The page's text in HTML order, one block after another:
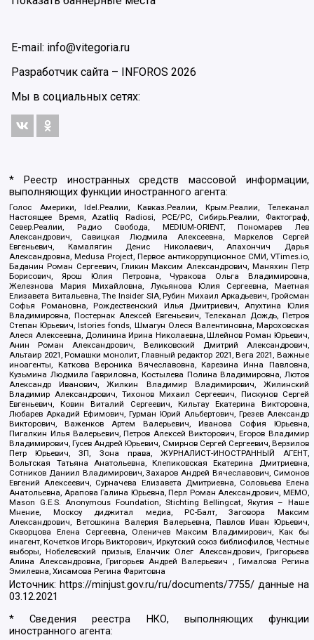
E-mail: info@vitegoria.ru
Разработчик сайта – INFOROS 2026
Мы в социальных сетях:
* Реестр иностранных средств массовой информации,
выполняющих функции иностранного агента:
Голос Америки, Idel.Реалии, Кавказ.Реалии, Крым.Реалии, Телеканал
Настоящее Время, Azatliq Radiosi, PCE/PC, Сибирь.Реалии, Фактограф,
Север.Реалии, Радио Свобода, MEDIUM-ORIENT, Пономарев Лев
Александрович, Савицкая Людмила Алексеевна, Маркелов Сергей
Евгеньевич, Камалягин Денис Николаевич, Апахончич Дарья
Александровна, Medusa Project, Первое антикоррупционное СМИ, VTimes.io,
Баданин Роман Сергеевич, Гликин Максим Александрович, Маняхин Петр
Борисович, Ярош Юлия Петровна, Чуракова Ольга Владимировна,
Железнова Мария Михайловна, Лукьянова Юлия Сергеевна, Маетная
Елизавета Витальевна, The Insider SIA, Рубин Михаил Аркадьевич, Гройсман
Софья Романовна, Рождественский Илья Дмитриевич, Апухтина Юлия
Владимировна, Постернак Алексей Евгеньевич, Телеканал Дождь, Петров
Степан Юрьевич, Istories fonds, Шмагун Олеся Валентиновна, Мароховская
Алеся Алексеевна, Долинина Ирина Николаевна, Шлейнов Роман Юрьевич,
Анин Роман Александрович, Великовский Дмитрий Александрович,
Альтаир 2021, Ромашки монолит, Главный редактор 2021, Вега 2021, Важные
иноагенты, Каткова Вероника Вячеславовна, Карезина Инна Павловна,
Кузьмина Людмила Гавриловна, Костылева Полина Владимировна, Лютов
Александр Иванович, Жилкин Владимир Владимирович, Жилинский
Владимир Александрович, Тихонов Михаил Сергеевич, Пискунов Сергей
Евгеньевич, Ковин Виталий Сергеевич, Кильтау Екатерина Викторовна,
Любарев Аркадий Ефимович, Гурман Юрий Альбертович, Грезев Александр
Викторович, Важенков Артем Валерьевич, Иванова София Юрьевна,
Пигалкин Илья Валерьевич, Петров Алексей Викторович, Егоров Владимир
Владимирович, Гусев Андрей Юрьевич, Смирнов Сергей Сергеевич, Верзилов
Петр Юрьевич, ЗП, Зона права, ЖУРНАЛИСТ-ИНОСТРАННЫЙ АГЕНТ,
Вольтская Татьяна Анатольевна, Клепиковская Екатерина Дмитриевна,
Сотников Даниил Владимирович, Захаров Андрей Вячеславович, Симонов
Евгений Алексеевич, Сурначева Елизавета Дмитриевна, Соловьева Елена
Анатольевна, Арапова Галина Юрьевна, Перл Роман Александрович, МЕМО,
Mason G.E.S. Anonymous Foundation, Stichting Bellingcat, Якутия – Наше
Мнение, Москоу диджитал медиа, РС-Балт, Заговора Максим
Александрович, Ветошкина Валерия Валерьевна, Павлов Иван Юрьевич,
Скворцова Елена Сергеевна, Оленичев Максим Владимирович, Как бы
инагент, Кочетков Игорь Викторович, Иркутский союз библиофилов, Честные
выборы, Нобелевский призыв, Еланчик Олег Александрович, Григорьева
Алина Александровна, Григорьев Андрей Валерьевич , Гималова Регина
Эмилевна, Хисамова Регина Фаритовна
Источник:https://minjust.gov.ru/ru/documents/7755/ данные на
03.12.2021
* Сведения реестра НКО, выполняющих функции
иностранного агента: